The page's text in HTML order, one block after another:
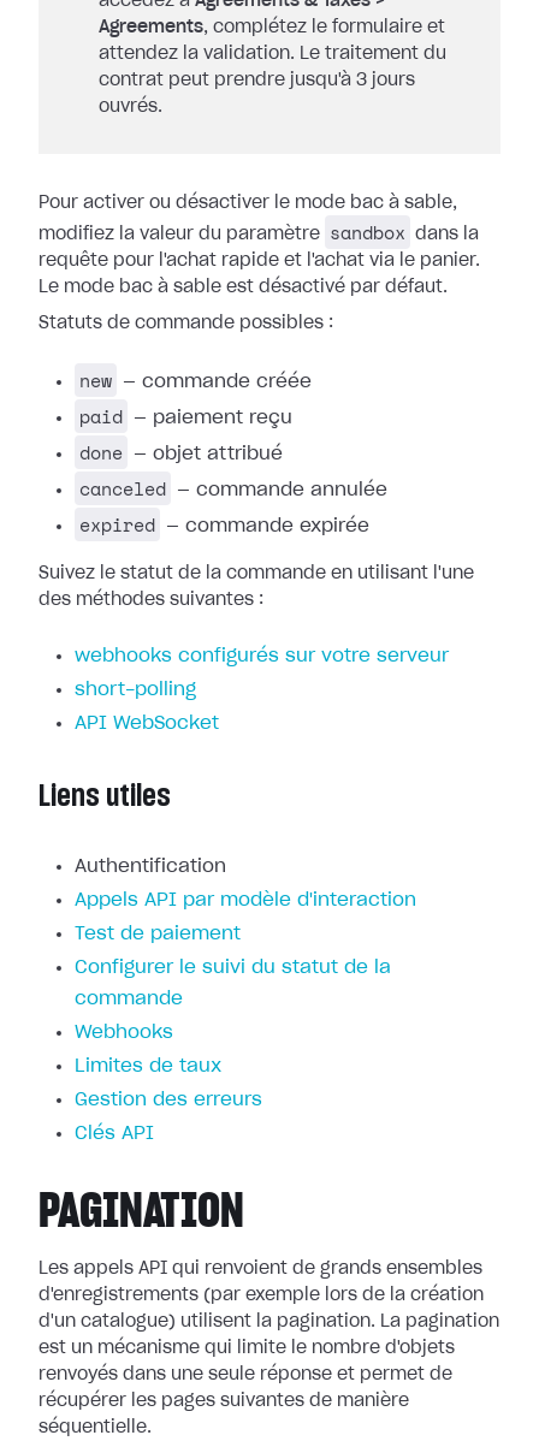
Agreements, complétez le formulaire et
attendez la validation. Le traitement du
contrat peut prendre jusqu'à 3 jours
ouvrés.
Pour activer ou désactiver le mode bac à sable,
modifiez la valeur du paramètre
sandbox
dans la
requête pour l'achat rapide et l'achat via le panier.
Le mode bac à sable est désactivé par défaut.
Statuts de commande possibles :
new — commande créée
paid — paiement reçu
done — objet attribué
canceled — commande annulée
expired — commande expirée
Suivez le statut de la commande en utilisant l'une
des méthodes suivantes :
webhooks configurés sur votre serveur
short-polling
API WebSocket
Liens utiles
Authentification
Appels API par modèle d'interaction
Test de paiement
Configurer le suivi du statut de la
commande
Webhooks
Limites de taux
Gestion des erreurs
Clés API
PAGINATION
Les appels API qui renvoient de grands ensembles
d'enregistrements (par exemple lors de la création
d'un catalogue) utilisent la pagination. La pagination
est un mécanisme qui limite le nombre d'objets
renvoyés dans une seule réponse et permet de
récupérer les pages suivantes de manière
séquentielle.